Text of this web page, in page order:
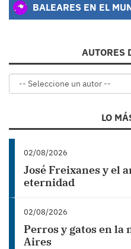
BALEARES EN EL
AUTORES
LO
02/08/2026
José Freixanes y el
eternidad
02/08/2026
Perros y gatos en la
Aires